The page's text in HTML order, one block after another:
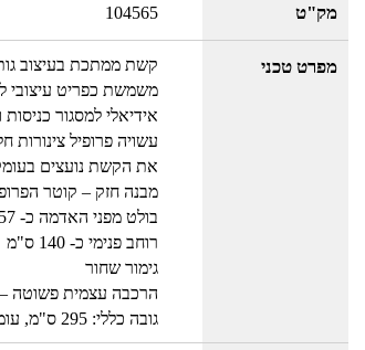
מק"ט 104565
מפרט טכני
קשת ממתכת בעיצוב
משמשת כפריט עיצובי
אידיאלי למסגור כניסות
עשויה פרופיל
את הקשת נועצים בעומק כ- 38 ס"מ באדמה
מבנה חזק – קוטר הפרופיל כ-
בולט מפני האדמה כ- 257 ס"מ
רוחב פנימי כ- 140 ס"מ
גימור שחור
הרכבה עצמית פשוטה
גובה כללי: 295 ס"מ, עומק 47 ס"מ, רוחב 140 ס"מ